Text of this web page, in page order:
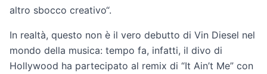
altro sbocco creativo“.
In realtà, questo non è il vero debutto di Vin Diesel nel
mondo della musica: tempo fa, infatti, il divo di
Hollywood ha partecipato al remix di “It Ain’t Me” con